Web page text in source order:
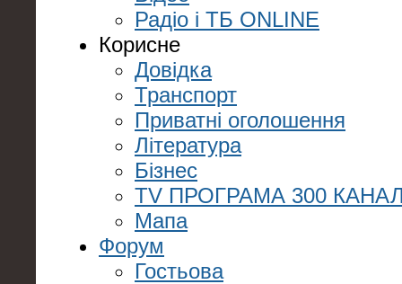
Радіо і ТБ ONLINE
Корисне
Довідка
Транспорт
Приватні оголошення
Література
Бізнес
TV ПРОГРАМА 300
Мапа
Форум
Гостьова